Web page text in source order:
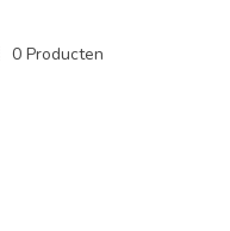
0 Producten